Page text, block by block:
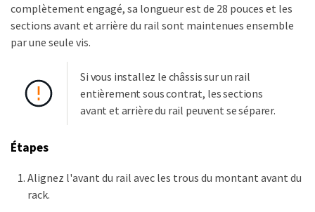
complètement engagé, sa longueur est de 28 pouces et les
sections avant et arrière du rail sont maintenues ensemble
par une seule vis.
Si vous installez le châssis sur un rail
entièrement sous contrat, les sections
avant et arrière du rail peuvent se séparer.
Étapes
Alignez l'avant du rail avec les trous du montant avant du
rack.